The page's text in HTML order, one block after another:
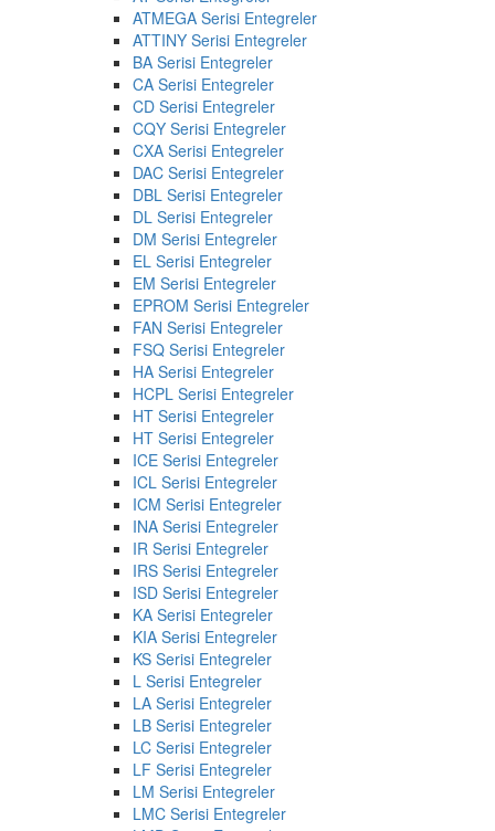
ATMEGA Serisi Entegreler
ATTINY Serisi Entegreler
BA Serisi Entegreler
CA Serisi Entegreler
CD Serisi Entegreler
CQY Serisi Entegreler
CXA Serisi Entegreler
DAC Serisi Entegreler
DBL Serisi Entegreler
DL Serisi Entegreler
DM Serisi Entegreler
EL Serisi Entegreler
EM Serisi Entegreler
EPROM Serisi Entegreler
FAN Serisi Entegreler
FSQ Serisi Entegreler
HA Serisi Entegreler
HCPL Serisi Entegreler
HT Serisi Entegreler
HT Serisi Entegreler
ICE Serisi Entegreler
ICL Serisi Entegreler
ICM Serisi Entegreler
INA Serisi Entegreler
IR Serisi Entegreler
IRS Serisi Entegreler
ISD Serisi Entegreler
KA Serisi Entegreler
KIA Serisi Entegreler
KS Serisi Entegreler
L Serisi Entegreler
LA Serisi Entegreler
LB Serisi Entegreler
LC Serisi Entegreler
LF Serisi Entegreler
LM Serisi Entegreler
LMC Serisi Entegreler